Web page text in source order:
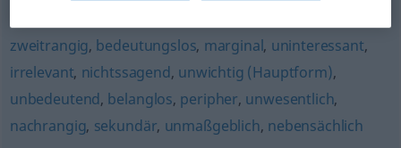
zweitrangig, bedeutungslos, marginal, uninteressant,
irrelevant, nichtssagend, unwichtig (Hauptform),
unbedeutend, belanglos, peripher, unwesentlich,
nachrangig, sekundär, unmaßgeblich, nebensächlich